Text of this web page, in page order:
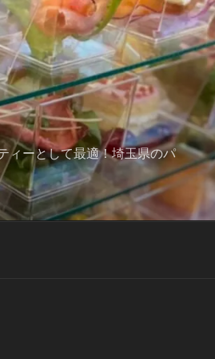
ィーとして最適！埼玉県のパ